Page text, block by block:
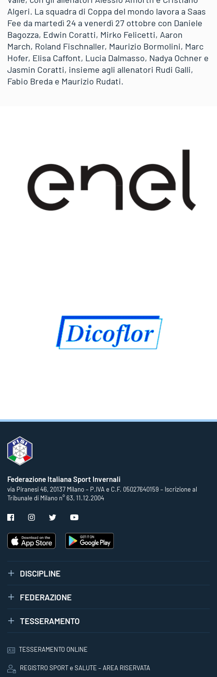
Algeri. La squadra di Coppa del mondo lavora a Saas
Fee da martedì 24 a venerdì 27 ottobre con Daniele
Bagozza, Edwin Coratti, Mirko Felicetti, Aaron
March, Roland Fischnaller, Maurizio Bormolini, Marc
Hofer, Elisa Caffont, Lucia Dalmasso, Nadya Ochner e
Jasmin Coratti, insieme agli allenatori Rudi Galli,
Fabio Breda e Maurizio Rudati.
Federazione Italiana Sport Invernali
via Piranesi 46, 20137 Milano – P.IVA e C.F. 05027640159 – Iscrizione al
Tribunale di Milano n° 63, 11.12.2004
DISCIPLINE
FEDERAZIONE
TESSERAMENTO
TESSERAMENTO ONLINE
REGISTRO SPORT e SALUTE – AREA RISERVATA